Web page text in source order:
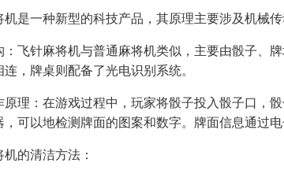
是一种新型的科技产品，其原理主要涉及机械传
：飞针麻将机与普通麻将机类似，主要由骰子、
，牌桌则配备了光电识别系统。
原理：在游戏过程中，玩家将骰子投入骰子口，
，可以地检测牌面的图案和数字。牌面信息通过
的清洁方法：